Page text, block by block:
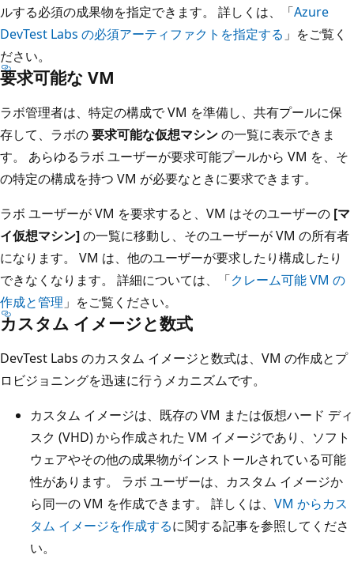
ルする必須の成果物を指定できます。 詳しくは、「Azure
DevTest Labs の必須アーティファクトを指定する 」をご覧く
ださい。
要求可能な VM
ラボ管理者は、特定の構成で VM を準備し、共有プールに保
存して、ラボの要求可能な仮想マシンの一覧に表示できま
す。 あらゆるラボ ユーザーが要求可能プールから VM を、そ
の特定の構成を持つ VM が必要なときに要求できます。
ラボ ユーザーが VM を要求すると、VM はそのユーザーの [マ
イ仮想マシン]の一覧に移動し、そのユーザーが VM の所有者
になります。 VM は、他のユーザーが要求したり構成したり
できなくなります。 詳細については、「クレーム可能 VM の
作成と管理 」をご覧ください。
カスタム イメージと数式
DevTest Labs のカスタム イメージと数式は、VM の作成とプ
ロビジョニングを迅速に行うメカニズムです。
カスタム イメージは、既存の VM または仮想ハード ディ
スク (VHD) から作成された VM イメージであり、ソフト
ウェアやその他の成果物がインストールされている可能
性があります。 ラボ ユーザーは、カスタム イメージか
ら同一の VM を作成できます。 詳しくは、 VM からカス
タム イメージを作成するに関する記事を参照してくださ
い。